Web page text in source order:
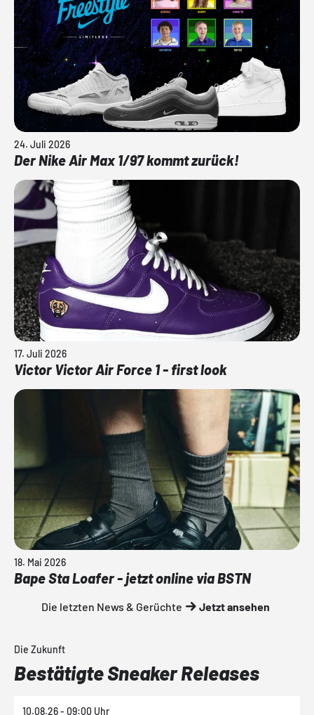
24. Juli 2026
Der Nike Air Max 1/97 kommt zurück!
17. Juli 2026
Victor Victor Air Force 1 - first look
18. Mai 2026
Bape Sta Loafer - jetzt online via BSTN
Die letzten News & Gerüchte Jetzt ansehen
Die Zukunft
Bestätigte Sneaker Releases
10.08.26 - 09:00 Uhr